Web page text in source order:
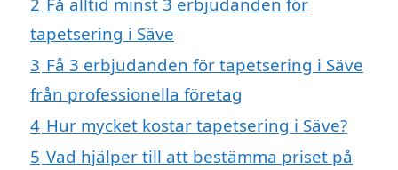
tapetsering i Säve
3 Få 3 erbjudanden för tapetsering i Säve
från professionella företag
4 Hur mycket kostar tapetsering i Säve?
5 Vad hjälper till att bestämma priset på